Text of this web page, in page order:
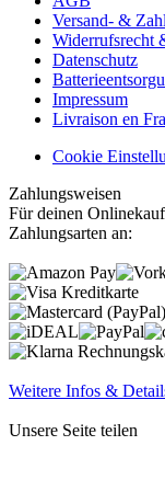
Versand- &
Widerrufsrecht
Datenschutz
Impressum
Livraison en
Cookie
Zahlungsweisen
Für deinen
Zahlungsarten an:
Weitere Infos &
Unsere Seite teilen